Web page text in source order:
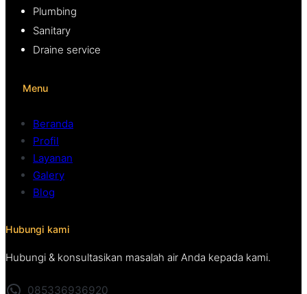
Plumbing
Sanitary
Draine service
Menu
Beranda
Profil
Layanan
Galery
Blog
Hubungi kami
Hubungi & konsultasikan masalah air Anda kepada kami.
085336936920